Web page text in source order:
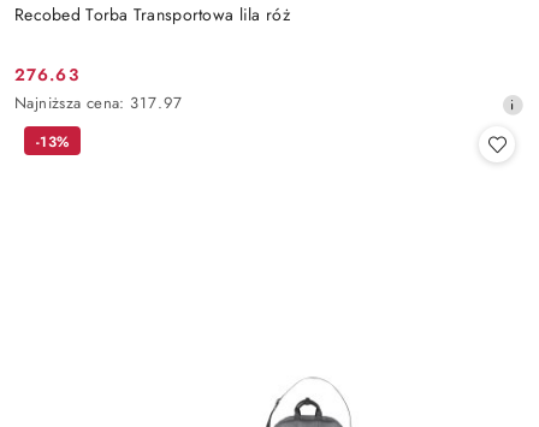
Recobed Torba Transportowa lila róż
Cena
promocyjna:
276.63
Najniższa
cena
Najniższa cena: 317.97
-13%